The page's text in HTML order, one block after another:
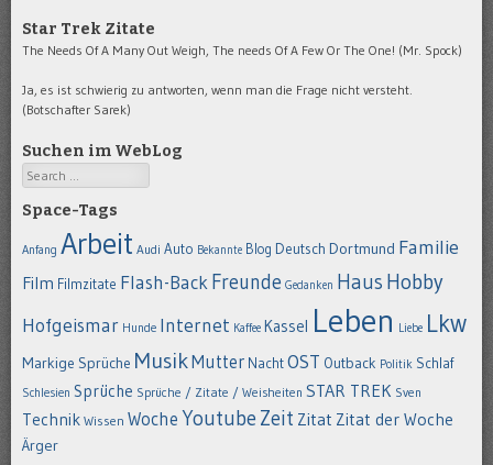
Star Trek Zitate
The Needs Of A Many Out Weigh, The needs Of A Few Or The One! (Mr. Spock)
Ja, es ist schwierig zu antworten, wenn man die Frage nicht versteht.
(Botschafter Sarek)
Suchen im WebLog
Search
Space-Tags
Anfang Arbeit Audi Auto Bekannte Blog Deutsch Dortmund Familie
Film Filmzitate Flash-BackFreunde Gedanken Haus Hobby
Hofgeismar Hunde Internet Kaffee Kassel Leben Liebe Lkw
Markige Sprüche MusikMutter NachtOST Outback Politik Schlaf
Schlesien Sprüche Sprüche / Zitate / Weisheiten STAR TREK Sven
Technik Wissen Woche Youtube Zeit Zitat Zitat der Woche
Ärger